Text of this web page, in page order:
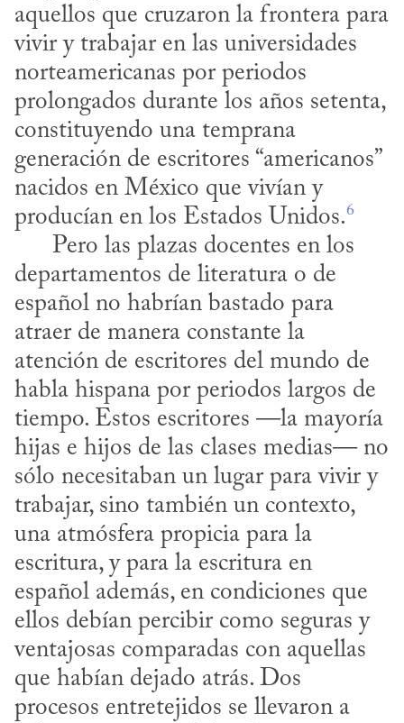
aquellos que cruzaron la frontera para
vivir y trabajar en las universidades
norteamericanas por periodos
prolongados durante los años setenta,
constituyendo una temprana
generación de escritores “americanos”
nacidos en México que vivían y
producían en los Estados Unidos.6
departamentos de literatura o de
español no habrían bastado para
atraer de manera constante la
atención de escritores del mundo de
habla hispana por periodos largos de
tiempo. Estos escritores —la mayoría
hijas e hijos de las clases medias— no
sólo necesitaban un lugar para vivir y
trabajar, sino también un contexto,
una atmósfera propicia para la
escritura, y para la escritura en
español además, en condiciones que
ellos debían percibir como seguras y
ventajosas comparadas con aquellas
que habían dejado atrás. Dos
procesos entretejidos se llevaron a